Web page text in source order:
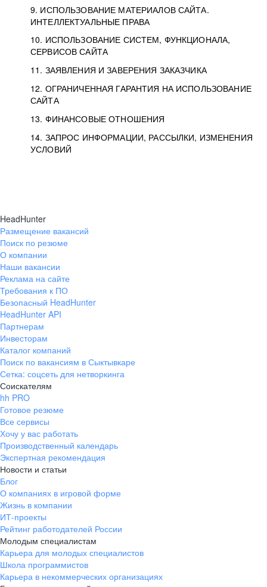
9. ИСПОЛЬЗОВАНИЕ МАТЕРИАЛОВ САЙТА.
ИНТЕЛЛЕКТУАЛЬНЫЕ ПРАВА
10. ИСПОЛЬЗОВАНИЕ СИСТЕМ, ФУНКЦИОНАЛА,
СЕРВИСОВ САЙТА
11. ЗАЯВЛЕНИЯ И ЗАВЕРЕНИЯ ЗАКАЗЧИКА
12. ОГРАНИЧЕННАЯ ГАРАНТИЯ НА ИСПОЛЬЗОВАНИЕ
САЙТА
13. ФИНАНСОВЫЕ ОТНОШЕНИЯ
14. ЗАПРОС ИНФОРМАЦИИ, РАССЫЛКИ, ИЗМЕНЕНИЯ
УСЛОВИЙ
HeadHunter
Размещение вакансий
Поиск по резюме
О компании
Наши вакансии
Реклама на сайте
Требования к ПО
Безопасный HeadHunter
HeadHunter API
Партнерам
Инвесторам
Каталог компаний
Поиск по вакансиям в Сыктывкаре
Сетка: соцсеть для нетворкинга
Соискателям
hh PRO
Готовое резюме
Все сервисы
Хочу у вас работать
Производственный календарь
Экспертная рекомендация
Новости и статьи
Блог
О компаниях в игровой форме
Жизнь в компании
ИТ-проекты
Рейтинг работодателей России
Молодым специалистам
Карьера для молодых специалистов
Школа программистов
Карьера в некоммерческих организациях